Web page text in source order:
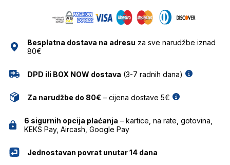
Besplatna dostava na adresu za sve narudžbe iznad
80€
DPD ili BOX NOW dostava (3-7 radnih dana)
Za narudžbe do 80€ – cijena dostave 5€
6 sigurnih opcija plaćanja – kartice, na rate, gotovina,
KEKS Pay, Aircash, Google Pay
Jednostavan povrat unutar 14 dana